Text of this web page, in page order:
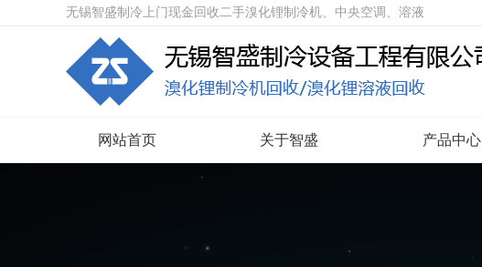
无锡智盛制冷上门现金回收二手溴化锂制冷机、中央空调、溶液
网站首页 关于智盛 产品中心